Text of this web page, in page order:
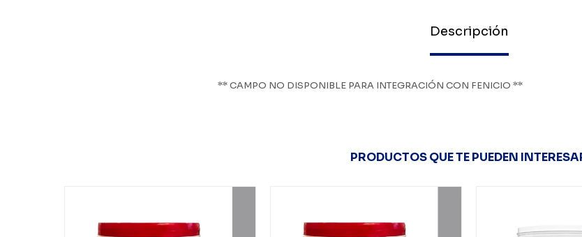
Descripción
** CAMPO NO DISPONIBLE PARA INTEGRACIÓN CON FENICIO **
PRODUCTOS QUE TE PUEDEN